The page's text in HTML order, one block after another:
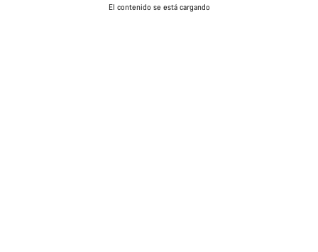
El contenido se está cargando